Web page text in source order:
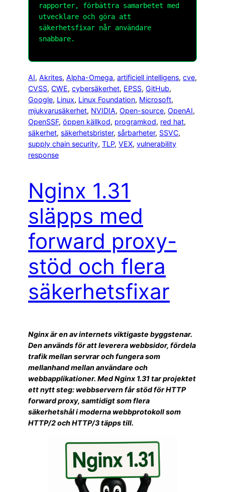
rapporter, förbättra samarbetet med
utvecklare och göra att
säkerhetsfixar når användare
snabbare.
AI, Akrites, Alpha-Omega, artificiell intelligens, cve
CVSS, CWE, cybersäkerhet, EPSS, GitHub
Google, Linux, Linux Foundation, Microsoft
mjukvarusäkerhet, NVIDIA, Open-source, OpenAI
OpenSSF, öppen källkod, programkod, red hat
säkerhet, säkerhetsbrister, sårbarheter, SSVC
supply chain security, TLP, VEX, vulnerability
response
Nginx 1.31
släpps med
forward proxy-
stöd och flera
säkerhetsfixar
Nginx är en av internets viktigaste byggstenar.
Den används för att leverera webbsidor, fördela
trafik mellan servrar och fungera som
mellanhand mellan användare och
webbapplikationer. Med Nginx 1.31 tar projektet
ett nytt steg: webbservern får stöd för HTTP
forward proxy, samtidigt som flera
säkerhetshål i moderna webbprotokoll som
HTTP/2 och HTTP/3 täpps till.